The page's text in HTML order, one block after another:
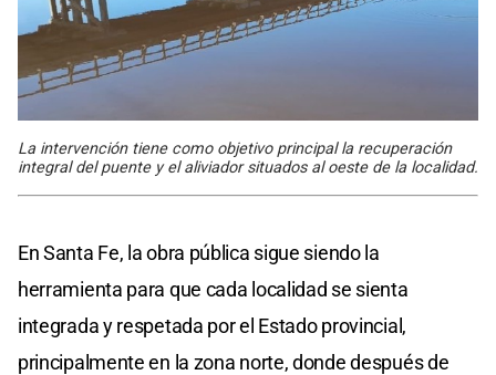
La intervención tiene como objetivo principal la recuperación
integral del puente y el aliviador situados al oeste de la localidad.
En Santa Fe, la obra pública sigue siendo la
herramienta para que cada localidad se sienta
integrada y respetada por el Estado provincial,
principalmente en la zona norte, donde después de